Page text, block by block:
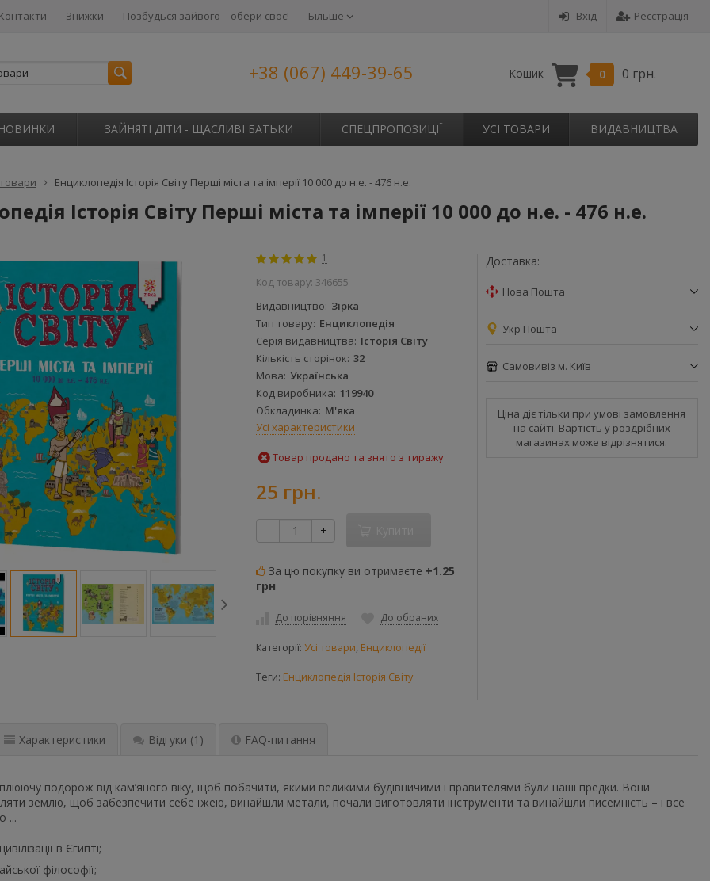
Вхід Реєстрація
Контакти Знижки Позбудься зайвого – обери своє! Більше
+38 (067) 449-39-65 Кошик 0 0 грн.
НОВИНКИ ЗАЙНЯТІ ДІТИ - ЩАСЛИВІ БАТЬКИ СПЕЦПРОПОЗИЦІЇ УСІ ТОВАРИ ВИДАВНИЦТВА
товари Енциклопедія Історія Світу Перші міста та імперії 10 000 до н.е. - 476 н.е.
Історія Світу Перші міста та імперії 10 000 до н.е. - 476 н.е.
1
Код товару: 346655
Видавництво Зірка
Тип товару Енциклопедія
Серія видавництва Історія Світу
Кількість сторінок 32
Мова Українська
Код виробника 119940
Обкладинка М'яка
Усі характеристики
Товар продано та знято з тиражу
25 грн.
- +
За цю покупку ви отримаєте +1.25
грн
До порівняння До обраних
Категорії: Усі товари, Енциклопедії
Теги: Енциклопедія Історія Світу
Доставка:
Нова Пошта
Укр Пошта
Самовивіз м. Київ
Ціна діє тільки при умові замовлення
на сайті. Вартість у роздрібних
магазинах може відрізнятися.
Характеристики Відгуки (1) FAQ-питання
подорож від кам’яного віку, щоб побачити, якими великими будівничими і правителями були наші предки. Вони
землю, щоб забезпечити себе їжею, винайшли метали, почали виготовляти інструменти та винайшли писемність – і все
...
в Єгипті;
філософії;